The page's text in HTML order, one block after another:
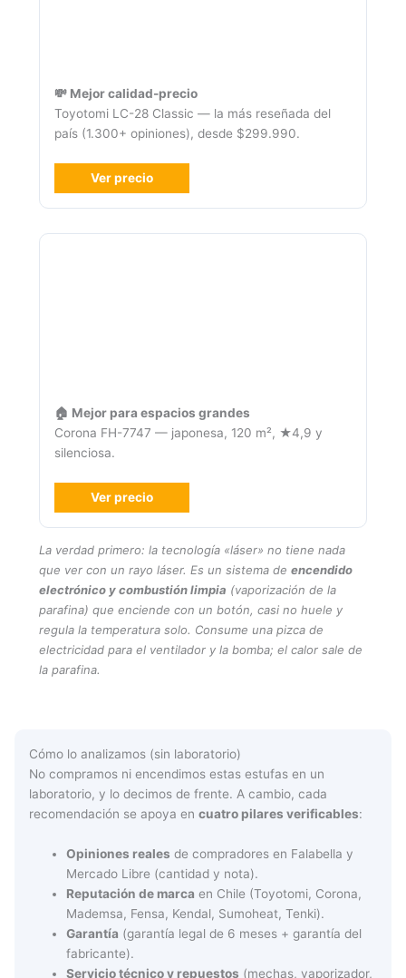
💸 Mejor calidad-precio
Toyotomi LC-28 Classic — la más reseñada del
país (1.300+ opiniones), desde $299.990.
Ver precio
🏠 Mejor para espacios grandes
Corona FH-7747 — japonesa, 120 m², ★4,9 y
silenciosa.
Ver precio
La verdad primero: la tecnología «láser» no tiene nada
que ver con un rayo láser. Es un sistema deencendido
electrónico y combustión limpia (vaporización de la
parafina) que enciende con un botón, casi no huele y
regula la temperatura solo. Consume una pizca de
electricidad para el ventilador y la bomba; el calor sale de
la parafina.
Cómo lo analizamos (sin laboratorio)
No compramos ni encendimos estas estufas en un
laboratorio, y lo decimos de frente. A cambio, cada
recomendación se apoya en cuatro pilares verificables:
Opiniones reales de compradores en Falabella y
Mercado Libre (cantidad y nota).
Reputación de marca en Chile (Toyotomi, Corona,
Mademsa, Fensa, Kendal, Sumoheat, Tenki).
Garantía (garantía legal de 6 meses + garantía del
fabricante).
Servicio técnico y repuestos (mechas, vaporizador,